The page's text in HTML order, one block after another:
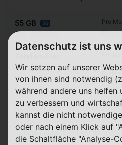
55 GB 5G
300 Mbit/s max.
SMS-Flat
Pro
Handy
p.
Anschlusspreiserstattung
Datenautomatik abwählbar ⓘ
Junge Leute
Exklusiv für alle
Datenschutz ist uns
Wir setzen auf unserer
von ihnen sind notwendig
während andere uns helfen
zu verbessern und
kannst die nicht
oder nach einem Klick auf
die Schaltfläche "Analyse-